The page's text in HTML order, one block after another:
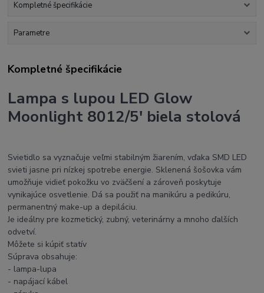
Kompletné špecifikácie
Parametre
Kompletné špecifikácie
Lampa s lupou LED Glow
Moonlight 8012/5' biela stolová
Svietidlo sa vyznačuje veľmi stabilným žiarením, vďaka SMD LED
svieti jasne pri nízkej spotrebe energie. Sklenená šošovka vám
umožňuje vidieť pokožku vo zväčšení a zároveň poskytuje
vynikajúce osvetlenie. Dá sa použiť na manikúru a pedikúru,
permanentný make-up a depiláciu.
Je ideálny pre kozmetický, zubný, veterinárny a mnoho ďalších
odvetví.
Môžete si kúpiť statív
Súprava obsahuje:
- lampa-lupa
- napájací kábel